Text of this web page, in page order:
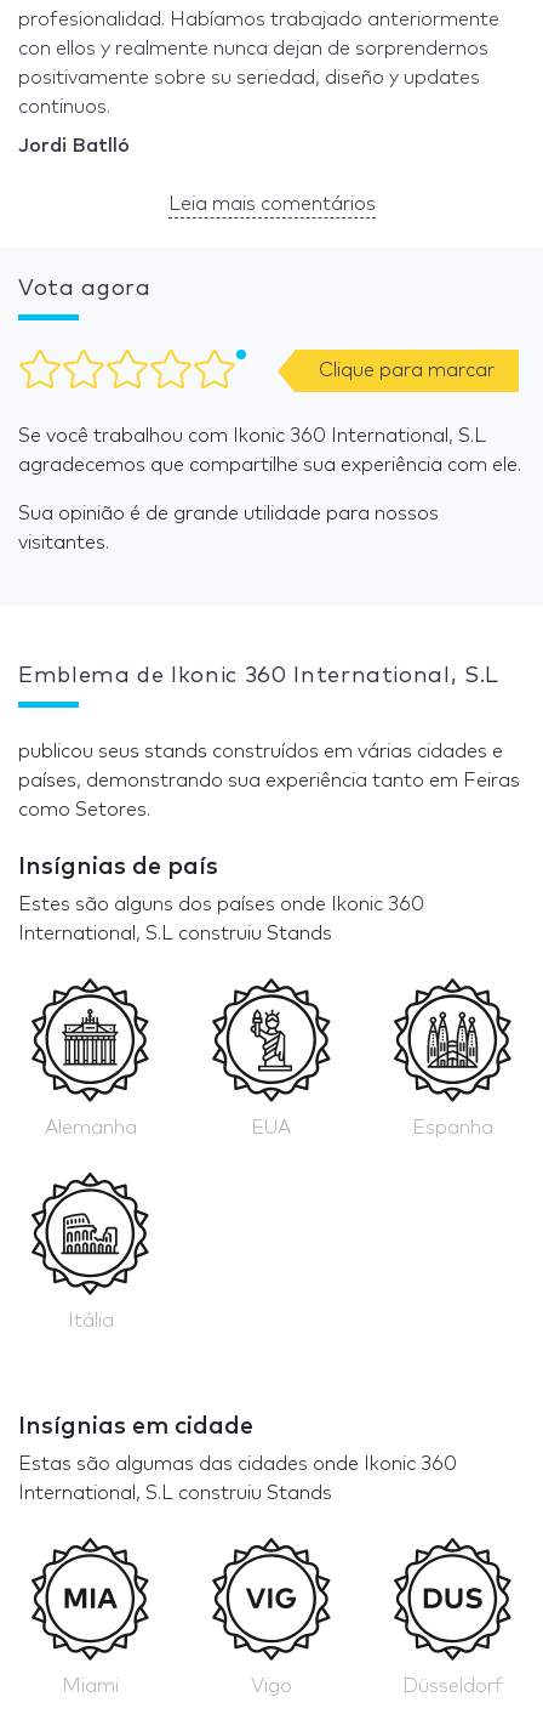
profesionalidad. Habíamos trabajado anteriormente
con ellos y realmente nunca dejan de sorprendernos
positivamente sobre su seriedad, diseño y updates
continuos.
Jordi Batlló
Leia mais comentários
Vota agora
Clique para marcar
Se você trabalhou com Ikonic 360 International, S.L
agradecemos que compartilhe sua experiência com ele.
Sua opinião é de grande utilidade para nossos
visitantes.
Emblema de Ikonic 360 International, S.L
publicou seus stands construídos em várias cidades e
países, demonstrando sua experiência tanto em Feiras
como Setores.
Insígnias de país
Estes são alguns dos países onde Ikonic 360
International, S.L construiu Stands
Alemanha EUA Espanha
Itália
Insígnias em cidade
Estas são algumas das cidades onde Ikonic 360
International, S.L construiu Stands
Miami Vigo Düsseldorf